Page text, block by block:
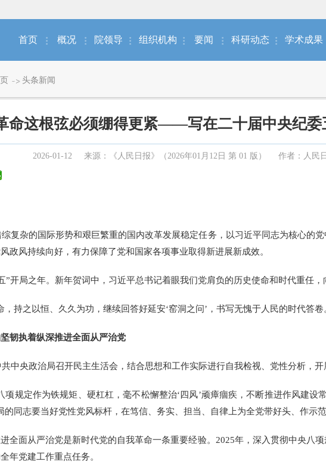
首页 概况 院领导 组织机构 要闻 科研动态 学术成果
头条新闻
命这根弦必须绷得更紧——写在二十届中央纪委
2026-01-12 来源：《人民日报》（2026年01月12日 第 01 版） 作者：人民
杂的国际形势和艰巨繁重的国内改革发展稳定任务，以习近平同志为核心的党
政风持续向好，有力保障了党和国家各项事业取得新进展新成效。
局之年。新年贺词中，习近平总书记着眼我们党肩负的历史使命和时代重任
之以恒、久久为功，继续回答好延安‘窑洞之问’，书写无愧于人民的时代答卷
韧执着纵深推进全面从严治党
央政治局召开民主生活会，结合思想和工作实际进行自我检视、党性分析，开
定作为铁规矩、硬杠杠，毫不松懈整治‘四风’顽瘴痼疾，不断推进作风建设
的同志要当好党性党风标杆，在笃信、务实、担当、自律上为全党带好头、作示范
面从严治党是新时代党的自我革命一条重要经验。2025年，深入贯彻中央八项
年党建工作重点任务。